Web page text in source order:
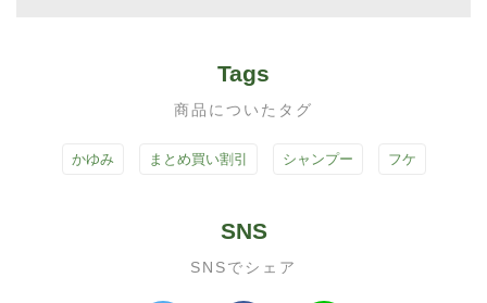
Tags
商品についたタグ
かゆみ まとめ買い割引 シャンプー フケ
SNS
SNSでシェア